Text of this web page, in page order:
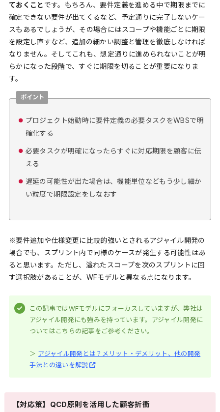
ておくこと です。もちろん、要件定義を進める中で期限までに
確定できない要件が出てくるなど、予定通りに完了しないケー
スもあるでしょうが、その場合にはスコープや機能ごとに期限
を設定し直すなど、追加の細かい調整と管理を徹底しなければ
なりません。そしてこれも、想定通りに進められないことが明
らかになった段階で、すぐに期限を切ることが重要になりま
す。
ポイント
プロジェクト始動時に要件定義の必要タスクをWBSで明
確化する
必要タスクが明確になったらすぐに対応期限を顧客に伝
える
遅延の可能性が出た場合は、機能単位などもう少し細か
い粒度で期限設定をしなおす
※要件追加や仕様変更に比較的強いとされるアジャイル開発の
場合でも、スプリント内で同様のケースが発生する可能性はあ
ると思います。ただし、溢れたスコープを次のスプリントに回
す選択肢があることが、WFモデルと異なる点になります。
この記事ではWFモデルにフォーカスしていますが、弊社は
アジャイル開発にも強みを持っています。アジャイル開発に
ついてはこちらの記事をご参考ください。
＞ アジャイル開発とは？メリット・デメリット、他の開発
手法との違いを解説
【対応策】QCD原則を活用した顧客折衝